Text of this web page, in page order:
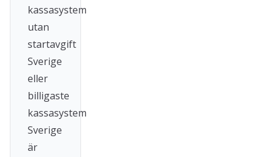
kassasystem
utan
startavgift
Sverige
eller
billigaste
kassasystem
Sverige
är